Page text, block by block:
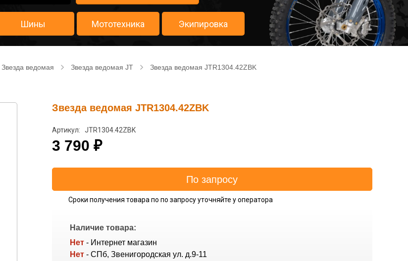
Шины Мототехника Экипировка
Звезда ведомая Звезда ведомая JT Звезда ведомая JTR1304.42ZBK
Звезда ведомая JTR1304.42ZBK
Артикул: JTR1304.42ZBK
3 790 ₽
Сроки получения товара по по запросу уточняйте у оператора
Наличие товара:
Нет - Интернет магазин
Нет - СПб, Звенигородская ул. д.9-11